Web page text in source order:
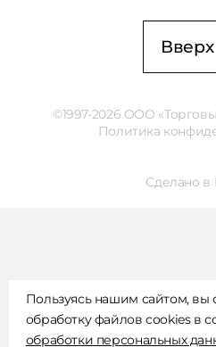
Вверх
©1997-2026 ООО
Политика
Сделано в
Пользуясь нашим сайтом, вы
обработку файлов cookies в
обработки персональных